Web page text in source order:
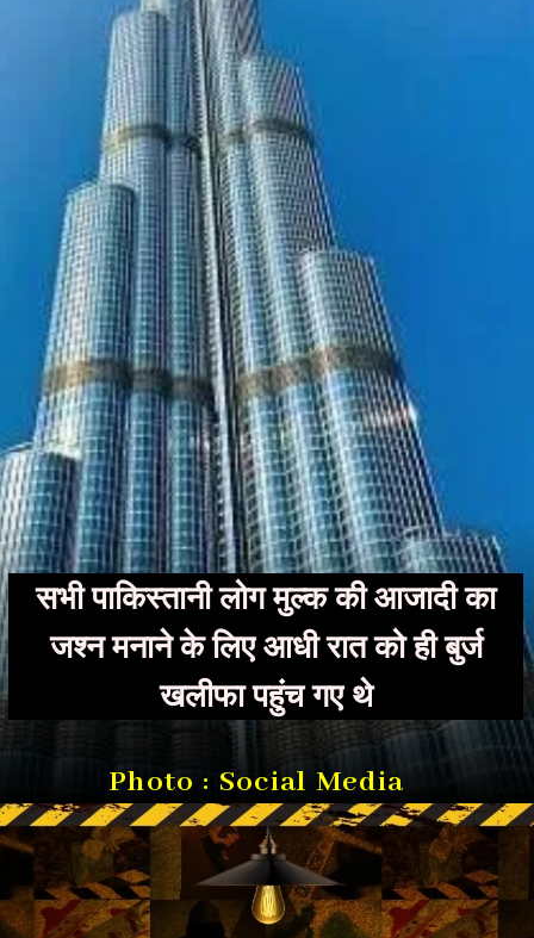
Photo : Social Media
सभी पाकिस्तानी लोग मुल्‍क की आजादी का
जश्‍न मनाने के लिए आधी रात को ही बुर्ज
खलीफा पहुंच गए थे